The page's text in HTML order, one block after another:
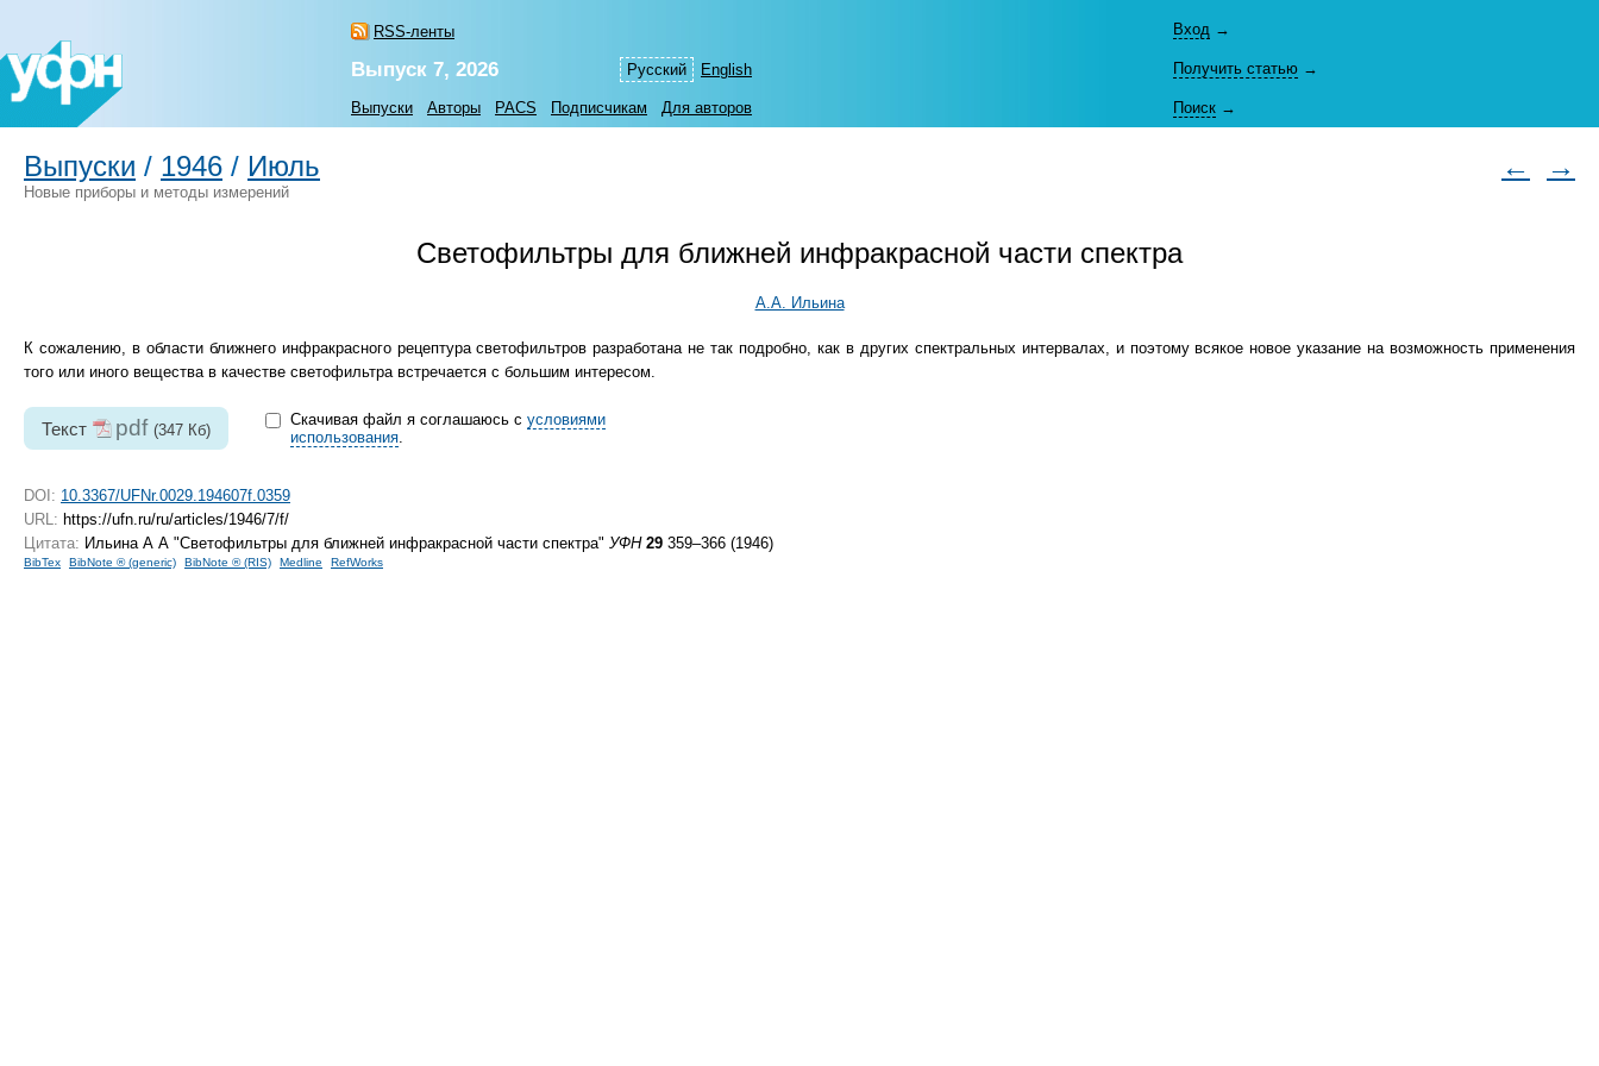
RSS-ленты
Русский English
Вход →
Выпуск 7, 2026 Получить статью →
Выпуски Авторы PACS Подписчикам Для авторов Поиск →
Выпуски / 1946 / Июль ← →
Новые приборы и методы измерений
Светофильтры для ближней инфракрасной части спектра
А.А. Ильина
К сожалению, в области ближнего инфракрасного рецептура светофильтров разработана не так подробно, как в других спектральных интервалах, и поэтому всякое новое указание на возможность применения
того или иного вещества в качестве светофильтра встречается с большим интересом.
Текст pdf (347 Кб)
Скачивая файл я соглашаюсь с условиями
использования.
DOI: 10.3367/UFNr.0029.194607f.0359
URL: https://ufn.ru/ru/articles/1946/7/f/
Цитата: Ильина А А "Светофильтры для ближней инфракрасной части спектра" УФН 29 359–366 (1946)
BibTex BibNote ® (generic) BibNote ® (RIS) Medline RefWorks